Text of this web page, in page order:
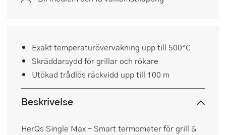
Exakt temperaturövervakning upp till 500°C
Skräddarsydd för grillar och rökare
Utökad trådlös räckvidd upp till 100 m
Beskrivelse
HerQs Single Max – Smart termometer för grill &